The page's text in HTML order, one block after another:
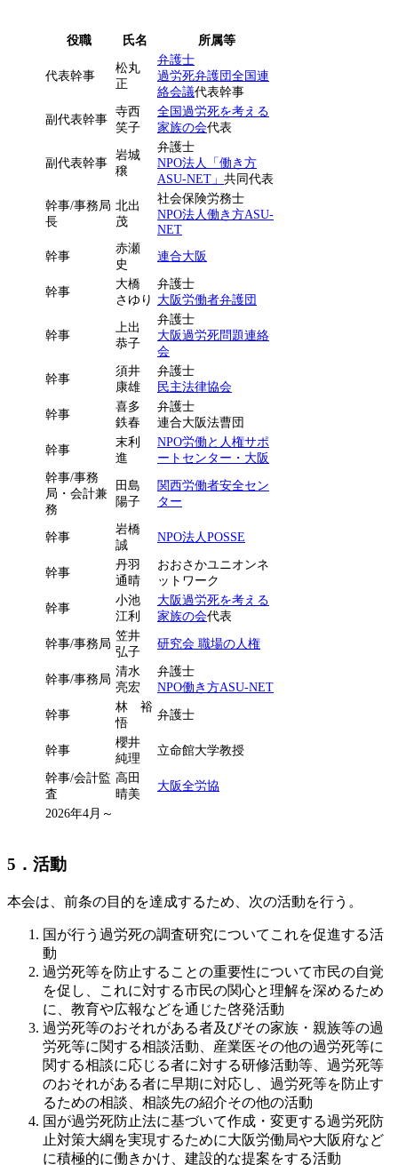
役職 氏名 所属等
代表幹事
松丸
正
弁護士
過労死弁護団全国連
絡会議代表幹事
副代表幹事
寺西
笑子
全国過労死を考える
家族の会代表
副代表幹事
岩城
穣
弁護士
NPO法人「働き方
ASU-NET」 共同代表
幹事/事務局
長
北出
茂
社会保険労務士
NPO法人働き方ASU-
NET
幹事
赤瀬
史
連合大阪
幹事
大橋
さゆり
弁護士
大阪労働者弁護団
幹事
上出
恭子
弁護士
大阪過労死問題連絡
会
幹事
須井
康雄
弁護士
民主法律協会
幹事
喜多
鉄春
弁護士
連合大阪法曹団
幹事
末利
進
NPO労働と人権サポ
ートセンター・大阪
幹事/事務
局・会計兼
務
田島
陽子
関西労働者安全セン
ター
幹事
岩橋
誠
NPO法人POSSE
幹事
丹羽
通晴
おおさかユニオンネ
ットワーク
幹事
小池
江利
大阪過労死を考える
家族の会代表
幹事/事務局
笠井
弘子
研究会 職場の人権
幹事/事務局
清水
亮宏
弁護士
NPO働き方ASU-NET
幹事
林 裕
悟
弁護士
幹事
櫻井
純理
立命館大学教授
幹事/会計監
査
高田
晴美
大阪全労協
2026年4月～
5．活動
本会は、前条の目的を達成するため、次の活動を行う。
国が行う過労死の調査研究についてこれを促進する活
動
過労死等を防止することの重要性について市民の自覚
を促し、これに対する市民の関心と理解を深めるため
に、教育や広報などを通じた啓発活動
過労死等のおそれがある者及びその家族・親族等の過
労死等に関する相談活動、産業医その他の過労死等に
関する相談に応じる者に対する研修活動等、過労死等
のおそれがある者に早期に対応し、過労死等を防止す
るための相談、相談先の紹介その他の活動
国が過労死防止法に基づいて作成・変更する過労死防
止対策大綱を実現するために大阪労働局や大阪府など
に積極的に働きかけ、建設的な提案をする活動